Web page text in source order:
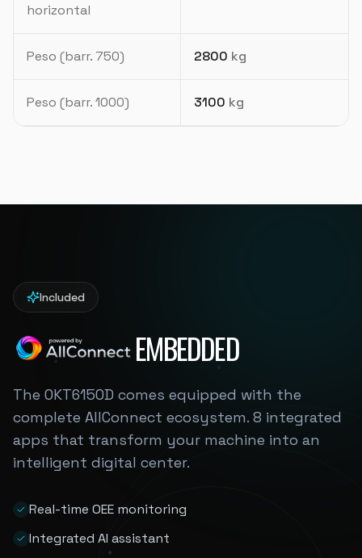
horizontal
Peso (barr. 750) 2800 kg
Peso (barr. 1000) 3100 kg
Included
EMBEDDED
The OKT6150D comes equipped with the
complete AllConnect ecosystem. 8 integrated
apps that transform your machine into an
intelligent digital center.
Real-time OEE monitoring
Integrated AI assistant